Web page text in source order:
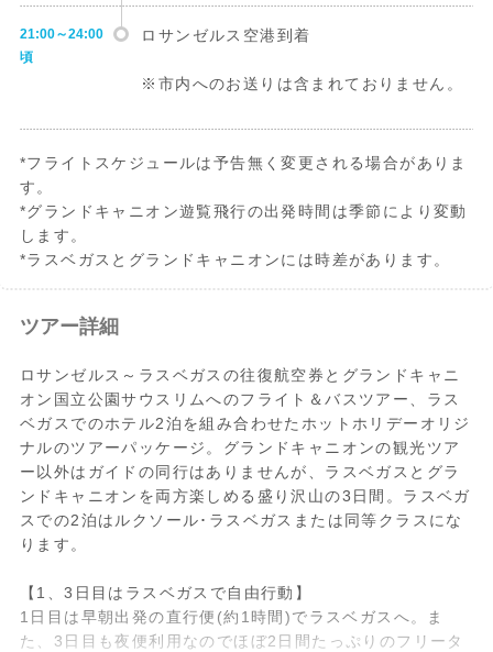
21:00～24:00
頃
ロサンゼルス空港到着
※市内へのお送りは含まれておりません。
*フライトスケジュールは予告無く変更される場合がありま
す。
*グランドキャニオン遊覧飛行の出発時間は季節により変動
します。
*ラスベガスとグランドキャニオンには時差があります。
ツアー詳細
ロサンゼルス～ラスベガスの往復航空券とグランドキャニ
オン国立公園サウスリムへのフライト＆バスツアー、ラス
ベガスでのホテル2泊を組み合わせたホットホリデーオリジ
ナルのツアーパッケージ。グランドキャニオンの観光ツア
ー以外はガイドの同行はありませんが、ラスベガスとグラ
ンドキャニオンを両方楽しめる盛り沢山の3日間。ラスベガ
スでの2泊はルクソール･ラスベガスまたは同等クラスにな
ります。
【1、3日目はラスベガスで自由行動】
1日目は早朝出発の直行便(約1時間)でラスベガスへ。ま
た、3日目も夜便利用なのでほぼ2日間たっぷりのフリータ